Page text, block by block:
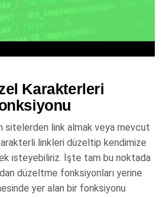
Karakterleri
sitelerden link almak veya mevcut
linkleri düzeltip kendimize
isteyebiliriz. İşte tam bu noktada
düzeltme fonksiyonları yerine
yer alan bir fonksiyonu